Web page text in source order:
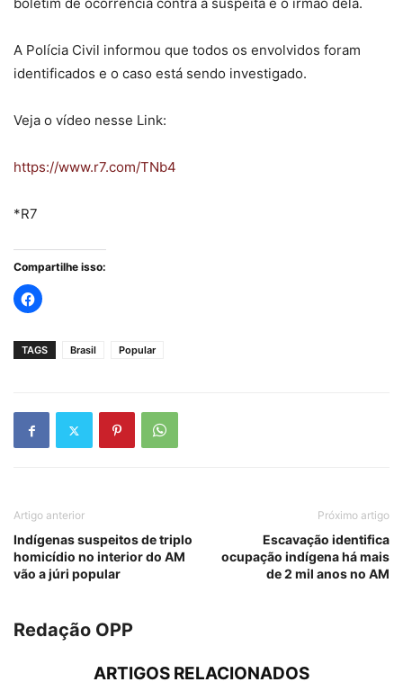
A Polícia Civil informou que todos os envolvidos foram
identificados e o caso está sendo investigado.
Veja o vídeo nesse Link:
https://www.r7.com/TNb4
*R7
Compartilhe isso:
TAGS Brasil Popular
Artigo anterior
Indígenas suspeitos de triplo
homicídio no interior do AM
vão a júri popular
Próximo artigo
Escavação identifica
ocupação indígena há mais
de 2 mil anos no AM
Redação OPP
ARTIGOS RELACIONADOS